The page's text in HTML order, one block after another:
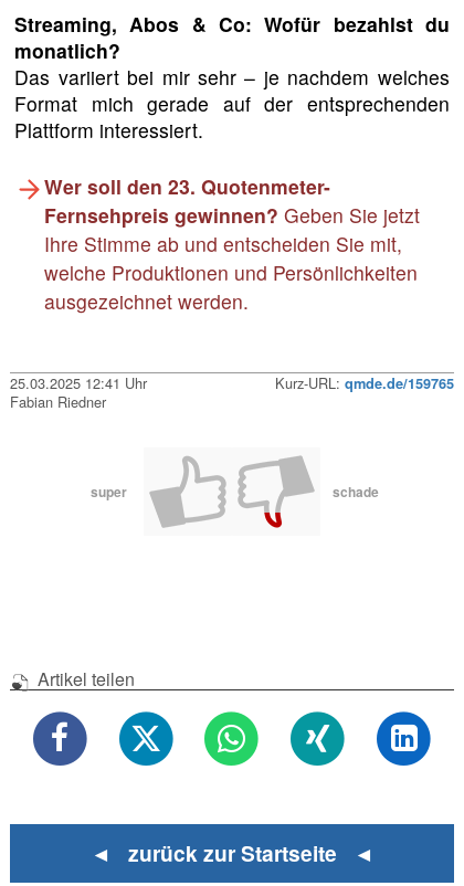
Streaming, Abos & Co: Wofür bezahlst du
monatlich?
Das variiert bei mir sehr – je nachdem welches
Format mich gerade auf der entsprechenden
Plattform interessiert.
Wer soll den 23. Quotenmeter-
Fernsehpreis gewinnen? Geben Sie jetzt
Ihre Stimme ab und entscheiden Sie mit,
welche Produktionen und Persönlichkeiten
ausgezeichnet werden.
25.03.2025 12:41 Uhr Kurz-URL: qmde.de/159765
Fabian Riedner
super schade
Artikel teilen
◄ zurück zur Startseite ◄